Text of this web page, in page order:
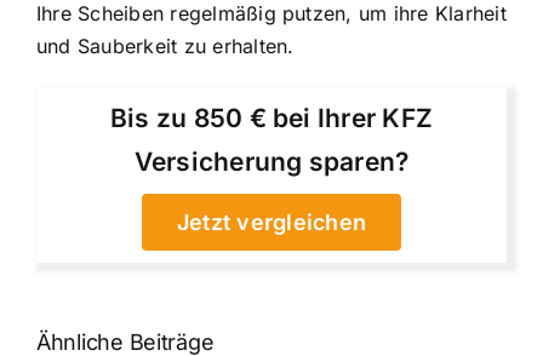
Ihre Scheiben regelmäßig putzen, um ihre Klarheit
und Sauberkeit zu erhalten.
Bis zu 850 € bei Ihrer KFZ
Versicherung sparen?
Jetzt vergleichen
Ähnliche Beiträge